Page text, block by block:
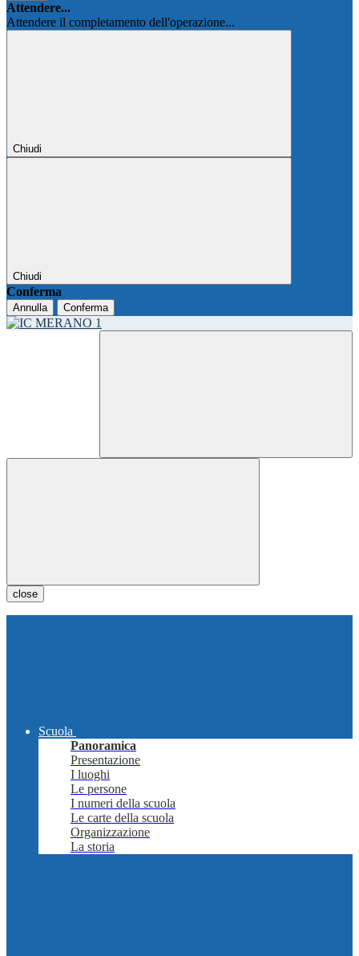
Attendere...
Attendere il completamento dell'operazione...
Chiudi
Chiudi
Conferma
Annulla Conferma
close
Scuola
Panoramica
Presentazione
I luoghi
Le persone
I numeri della scuola
Le carte della scuola
Organizzazione
La storia